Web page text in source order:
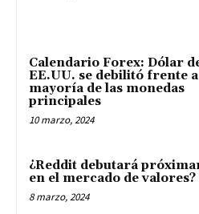
Calendario Forex: Dólar
EE.UU. se debilitó frente
mayoría de las monedas
principales
10 marzo, 2024
¿Reddit debutará
en el mercado de valores?
8 marzo, 2024